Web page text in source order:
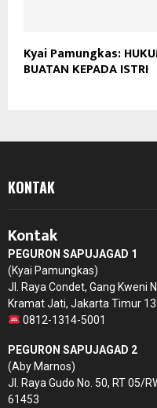
Kyai Pamungkas:
BUATAN KEPADA ISTRI
KONTAK
Kontak
PEGURON SAPUJAGAD 1
(Kyai Pamungkas)
Jl. Raya Condet, Gang Kweni
Kramat Jati, Jakarta Timur
0812-1314-5001
PEGURON SAPUJAGAD 2
(Aby Marnos)
Jl. Raya Gudo No. 50, RT 05/
61453